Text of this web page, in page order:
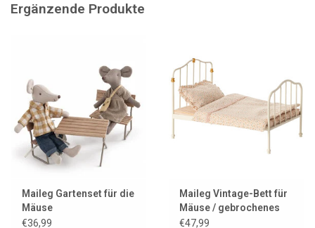
Ab 3 Jahren.
Ergänzende Produkte
Maileg Gartenset für die
Mäuse
€36,99
Maileg Vintage-Bett für
Mäuse / gebrochenes
Weiß
€47,99